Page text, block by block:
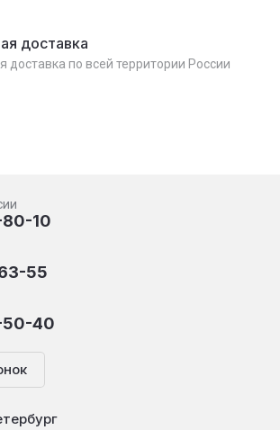
доставка
доставка по всей территории России
10
55
50-40